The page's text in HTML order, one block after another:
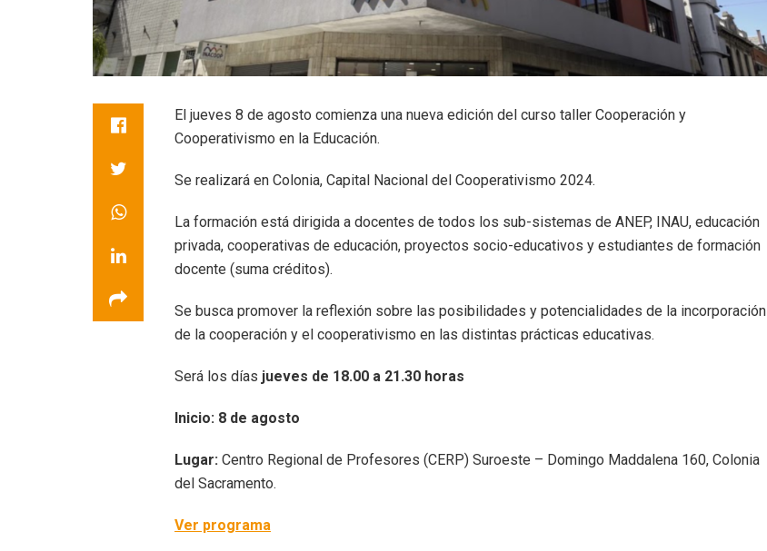
El jueves 8 de agosto comienza una nueva edición del curso taller Cooperación y
Cooperativismo en la Educación.
Se realizará en Colonia, Capital Nacional del Cooperativismo 2024.
La formación está dirigida a docentes de todos los sub-sistemas de ANEP, INAU, educación
privada, cooperativas de educación, proyectos socio-educativos y estudiantes de formación
docente (suma créditos).
Se busca promover la reflexión sobre las posibilidades y potencialidades de la incorporación
de la cooperación y el cooperativismo en las distintas prácticas educativas.
Será los días jueves de 18.00 a 21.30 horas
Inicio: 8 de agosto
Lugar: Centro Regional de Profesores (CERP) Suroeste – Domingo Maddalena 160, Colonia
del Sacramento.
Ver programa